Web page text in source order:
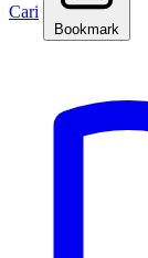
Cari
Bookmark